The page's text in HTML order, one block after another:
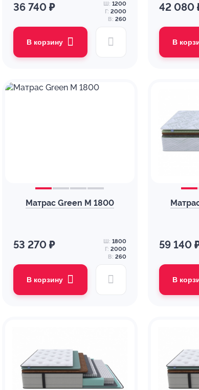
36 740 ₽ Ш: 1200
Г: 2000
В: 260
В корзину
42 080
В
Матрас Green M 1800
53 270 ₽ Ш: 1800
Г: 2000
В: 260
В корзину
59 140
В